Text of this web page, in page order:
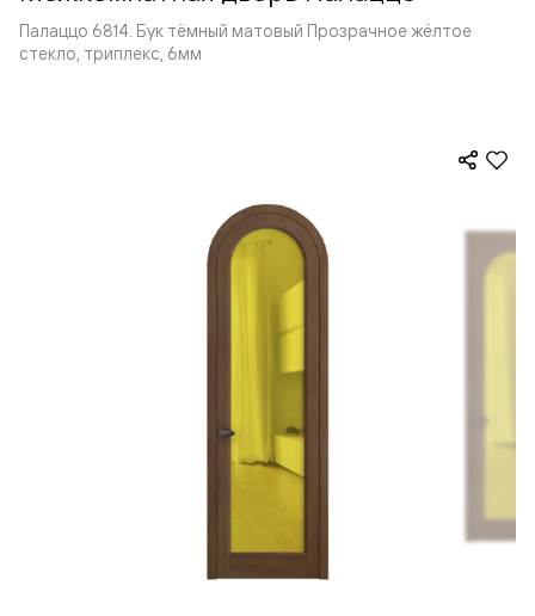
Палаццо 6814. Бук тёмный матовый Прозрачное жёлтое
стекло, триплекс, 6мм